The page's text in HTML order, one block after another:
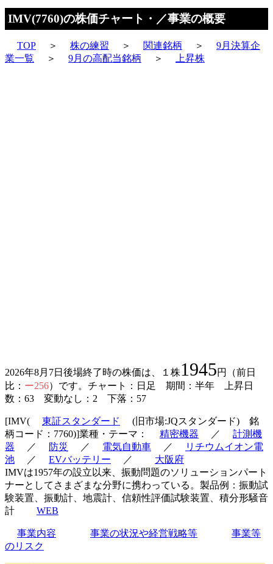
IMV(7760)の株価チャート・／事業の概要
TOP ＞ 株の練習 ＞ 関連銘柄 ＞
9月決算企
業一覧
＞ 9月の高配当銘柄 ＞ 上昇株
2026年8月7日後場終了時の株価は、１株1945円（前日
比： ー256）です。チャート：日足 期間：半年 上昇日
数：63 変動なし：2 下落：57
[IMV( 東証スタンダード
(旧市場:JQスタンダード) 銘
柄コード：7760)]業種・テーマ：
精密機器 ／
計測機
器
／ 防災 ／ 電気自動車 ／
リチウムイオン電
池
／ EVバッテリー ／
大阪府
IMVは1957年の設立以来、振動問題のソリューションパート
ナーとしてさまざまな分野に携わっている。製品例：振動試
験装置、振動計、地震計、信頼性評価試験装置、積分形騒音
計
WEB
事業内容 事業の状況や経営戦略等
事業等
のリスク